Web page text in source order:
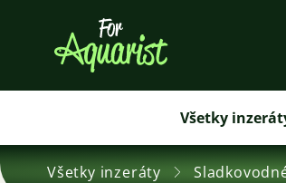
Všetky
Všetky inzeráty